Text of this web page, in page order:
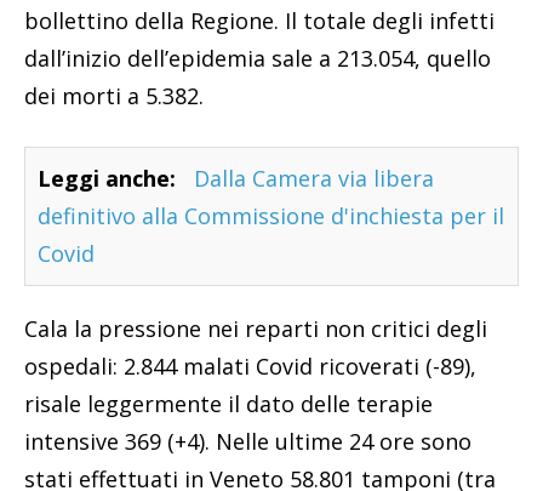
bollettino della Regione. Il totale degli infetti
dall’inizio dell’epidemia sale a 213.054, quello
dei morti a 5.382.
Leggi anche:
Dalla Camera via libera
definitivo alla Commissione d'inchiesta per il
Covid
Cala la pressione nei reparti non critici degli
ospedali: 2.844 malati Covid ricoverati (-89),
risale leggermente il dato delle terapie
intensive 369 (+4). Nelle ultime 24 ore sono
stati effettuati in Veneto 58.801 tamponi (tra